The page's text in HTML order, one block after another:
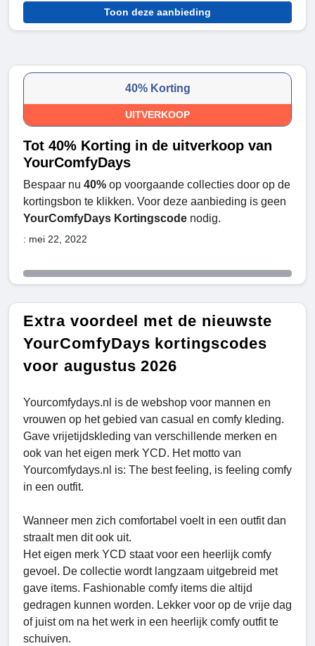
Toon deze aanbieding
40% Korting
UITVERKOOP
Tot 40% Korting in de uitverkoop van
YourComfyDays
Bespaar nu 40% op voorgaande collecties door op de
kortingsbon te klikken. Voor deze aanbieding is geen
YourComfyDays Kortingscode nodig.
: mei 22, 2022
Extra voordeel met de nieuwste
YourComfyDays kortingscodes
voor augustus 2026
Yourcomfydays.nl is de webshop voor mannen en
vrouwen op het gebied van casual en comfy kleding.
Gave vrijetijdskleding van verschillende merken en
ook van het eigen merk YCD. Het motto van
Yourcomfydays.nl is: The best feeling, is feeling comfy
in een outfit.
Wanneer men zich comfortabel voelt in een outfit dan
straalt men dit ook uit.
Het eigen merk YCD staat voor een heerlijk comfy
gevoel. De collectie wordt langzaam uitgebreid met
gave items. Fashionable comfy items die altijd
gedragen kunnen worden. Lekker voor op de vrije dag
of juist om na het werk in een heerlijk comfy outfit te
schuiven.